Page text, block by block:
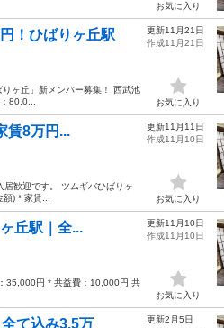
お気に入り
！ひばりヶ丘駅
ヶ丘」新メンバー募集！ 西武池
80,0...
更新11月21日
作成11月21日
お気に入り
賃8万円...
歓迎です。 ツムギバひばりヶ
) * 家賃...
更新11月11日
作成11月10日
お気に入り
丘駅｜全...
35,000円 * 共益費：10,000円 共
更新11月10日
作成11月10日
お気に入り
て込み3.5万
更新2月5日